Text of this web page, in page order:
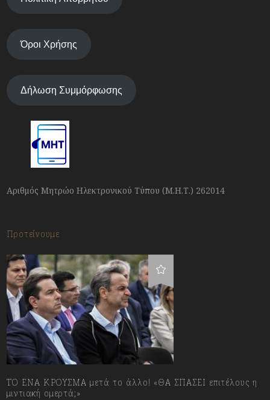
Όροι Χρήσης
Δήλωση Συμμόρφωσης
Αριθμός Μητρώο Ηλεκτρονικού Τύπου (Μ.Η.Τ.) 262014
Προτείνουμε
ΤΟ ΕΝΑ ΚΡΟΥΣΜΑ μετά το άλλο! «ΘΑ ΣΠΑΣΕΙ επιτέλους η
μιντιακή ομερτά;»